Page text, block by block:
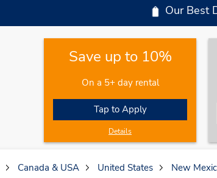
Our Best
Save up to 10%
On a 5+ day rental
Tap to Apply
Details
Canada & USA United States New